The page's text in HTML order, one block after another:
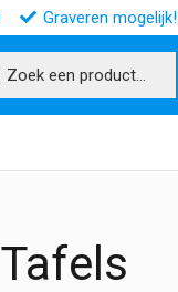
Graveren mogelijk!
Zoek een product…
Tafels